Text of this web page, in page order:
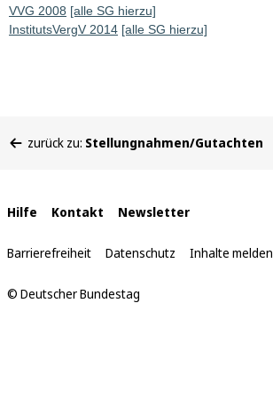
VVG 2008 [alle SG hierzu]
InstitutsVergV 2014 [alle SG hierzu]
befinden
zurück zu: Stellungnahmen/Gutachten
Interne
Links
Hilfe Kontakt Newsletter
Barrierefreiheit Datenschutz Inhalte melden
© Deutscher Bundestag